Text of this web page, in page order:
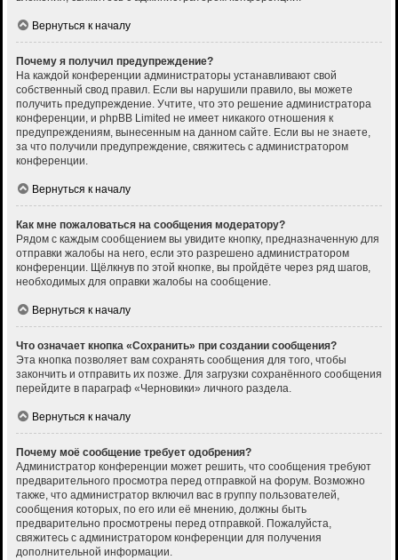
Вернуться к началу
Почему я получил предупреждение?
На каждой конференции администраторы устанавливают свой
собственный свод правил. Если вы нарушили правило, вы можете
получить предупреждение. Учтите, что это решение администратора
конференции, и phpBB Limited не имеет никакого отношения к
предупреждениям, вынесенным на данном сайте. Если вы не знаете,
за что получили предупреждение, свяжитесь с администратором
конференции.
Вернуться к началу
Как мне пожаловаться на сообщения модератору?
Рядом с каждым сообщением вы увидите кнопку, предназначенную для
отправки жалобы на него, если это разрешено администратором
конференции. Щёлкнув по этой кнопке, вы пройдёте через ряд шагов,
необходимых для оправки жалобы на сообщение.
Вернуться к началу
Что означает кнопка «Сохранить» при создании сообщения?
Эта кнопка позволяет вам сохранять сообщения для того, чтобы
закончить и отправить их позже. Для загрузки сохранённого сообщения
перейдите в параграф «Черновики» личного раздела.
Вернуться к началу
Почему моё сообщение требует одобрения?
Администратор конференции может решить, что сообщения требуют
предварительного просмотра перед отправкой на форум. Возможно
также, что администратор включил вас в группу пользователей,
сообщения которых, по его или её мнению, должны быть
предварительно просмотрены перед отправкой. Пожалуйста,
свяжитесь с администратором конференции для получения
дополнительной информации.